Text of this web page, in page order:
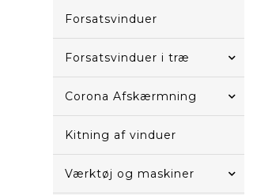
Forsatsvinduer
Forsatsvinduer i træ
Corona Afskærmning
Kitning af vinduer
Værktøj og maskiner